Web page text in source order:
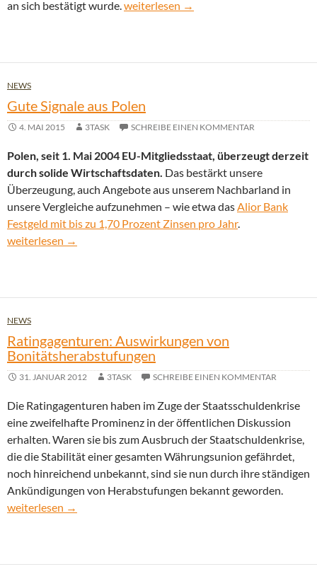
an sich bestätigt wurde.Rating Italiens abgestuft – erste
weiterlesen →
NEWS
Gute Signale aus Polen
4. MAI 2015 3TASK SCHREIBE EINEN KOMMENTAR
Polen, seit 1. Mai 2004 EU-Mitgliedsstaat, überzeugt derzeit
durch solide Wirtschaftsdaten. Das bestärkt unsere
Überzeugung, auch Angebote aus unserem Nachbarland in
unsere Vergleiche aufzunehmen – wie etwa dasAlior Bank
Festgeld mit bis zu 1,70 Prozent Zinsen pro Jahr.
Gute Signale aus Polen
weiterlesen →
NEWS
Ratingagenturen: Auswirkungen von
Bonitätsherabstufungen
31. JANUAR 2012 3TASK SCHREIBE EINEN KOMMENTAR
Die Ratingagenturen haben im Zuge der Staatsschuldenkrise
eine zweifelhafte Prominenz in der öffentlichen Diskussion
erhalten. Waren sie bis zum Ausbruch der Staatschuldenkrise,
die die Stabilität einer gesamten Währungsunion gefährdet,
noch hinreichend unbekannt, sind sie nun durch ihre ständigen
Ankündigungen von Herabstufungen bekannt geworden.
Ratingagenturen: Auswirkungen von Bonitätsherabstufungen
weiterlesen →